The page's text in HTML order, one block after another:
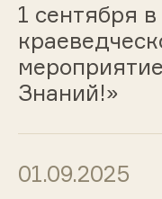
1 сентября
Знаний!»
01.09.2025